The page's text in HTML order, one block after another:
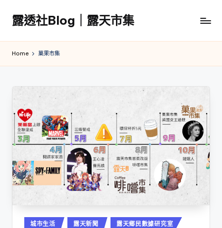
Skip
content
露透社Blog｜露天市集
社
市
集
Home 菓果市集
Posted
城市生活 露天新聞 露天鄉民數據研究室